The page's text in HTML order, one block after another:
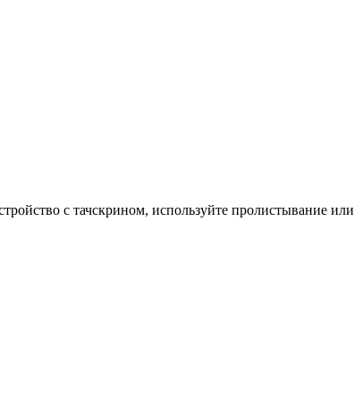
с тачскрином, используйте пролистывание или